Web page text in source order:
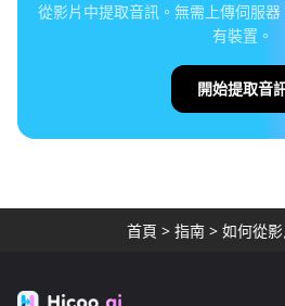
從影片中提取音訊。無需上傳伺服
有裝置。
開始提取音
首頁 > 指南 > 如何從